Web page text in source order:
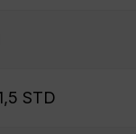
STD